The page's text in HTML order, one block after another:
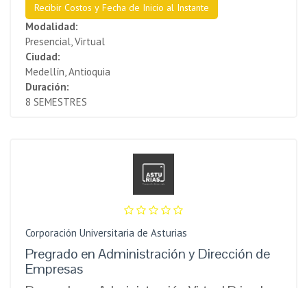
Recibir Costos y Fecha de Inicio al Instante
Modalidad:
Presencial, Virtual
Ciudad:
Medellín, Antioquia
Duración:
8 SEMESTRES
Corporación Universitaria de Asturias
Pregrado en Administración y Dirección de
Empresas